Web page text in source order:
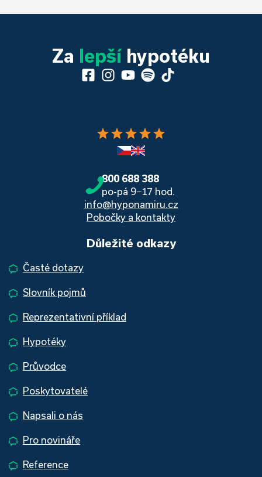
Za lepší hypotéku
starstarstarstarstar
800 688 388
po-pá 9−17 hod.
info@hyponamiru.cz
Pobočky a kontakty
Důležité odkazy
Časté dotazy
Slovník pojmů
Reprezentativní příklad
Hypotéky
Průvodce
Poskytovatelé
Napsali o nás
Pro novináře
Reference